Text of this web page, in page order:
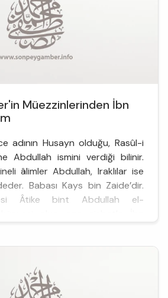
Müezzinlerinden İbn
adının Husayn olduğu, Rasûl-i
Abdullah ismini verdiği bilinir.
âlimler Abdullah, Iraklılar ise
Babası Kays bin Zaide’dir.
Âtike bint Abdullah el-